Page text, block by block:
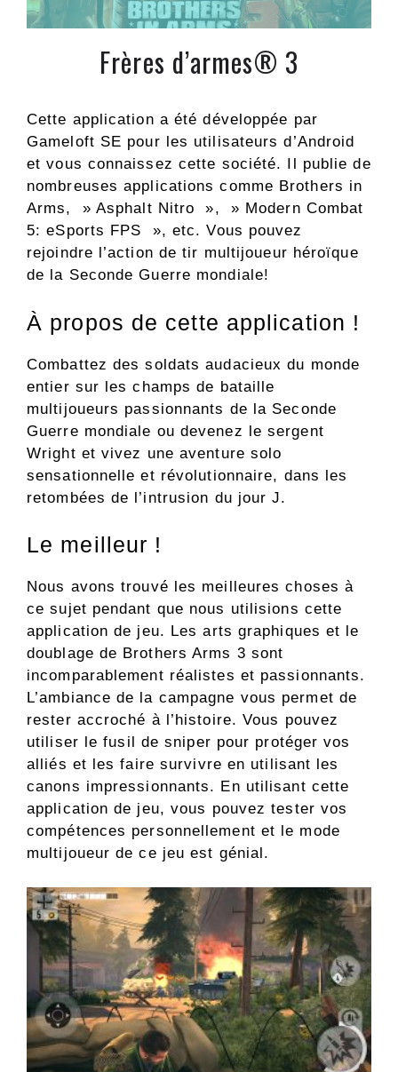
Frères d’armes® 3
Cette application a été développée par
Gameloft SE pour les utilisateurs d’Android
et vous connaissez cette société. Il publie de
nombreuses applications comme Brothers in
Arms, » Asphalt Nitro », » Modern Combat
5: eSports FPS », etc. Vous pouvez
rejoindre l’action de tir multijoueur héroïque
de la Seconde Guerre mondiale!
À propos de cette application !
Combattez des soldats audacieux du monde
entier sur les champs de bataille
multijoueurs passionnants de la Seconde
Guerre mondiale ou devenez le sergent
Wright et vivez une aventure solo
sensationnelle et révolutionnaire, dans les
retombées de l’intrusion du jour J.
Le meilleur !
Nous avons trouvé les meilleures choses à
ce sujet pendant que nous utilisions cette
application de jeu. Les arts graphiques et le
doublage de Brothers Arms 3 sont
incomparablement réalistes et passionnants.
L’ambiance de la campagne vous permet de
rester accroché à l’histoire. Vous pouvez
utiliser le fusil de sniper pour protéger vos
alliés et les faire survivre en utilisant les
canons impressionnants. En utilisant cette
application de jeu, vous pouvez tester vos
compétences personnellement et le mode
multijoueur de ce jeu est génial.